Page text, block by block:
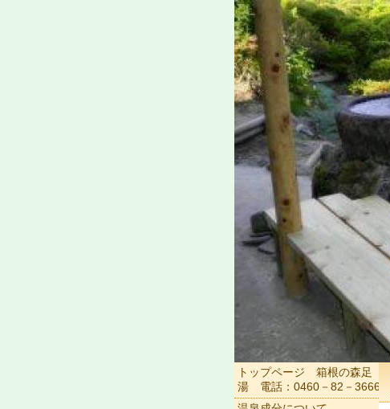
トップページ 箱根の森足
湯 電話：0460－82－3666